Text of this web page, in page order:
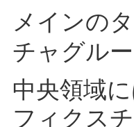
メインの
チャグル
中央領域
フィクス